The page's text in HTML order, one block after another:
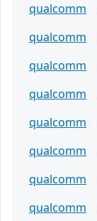
qualcomm
qualcomm
qualcomm
qualcomm
qualcomm
qualcomm
qualcomm
qualcomm